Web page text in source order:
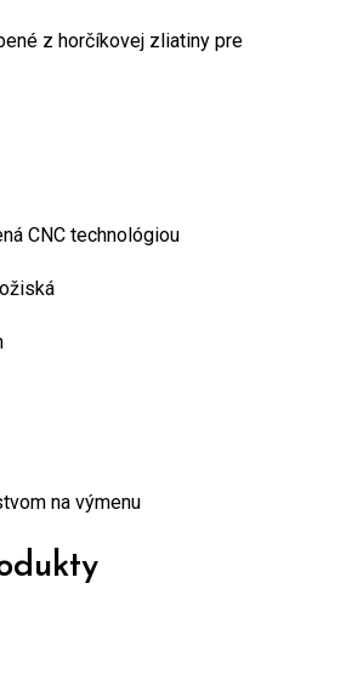
z horčíkovej zliatiny pre
CNC technológiou
na výmenu